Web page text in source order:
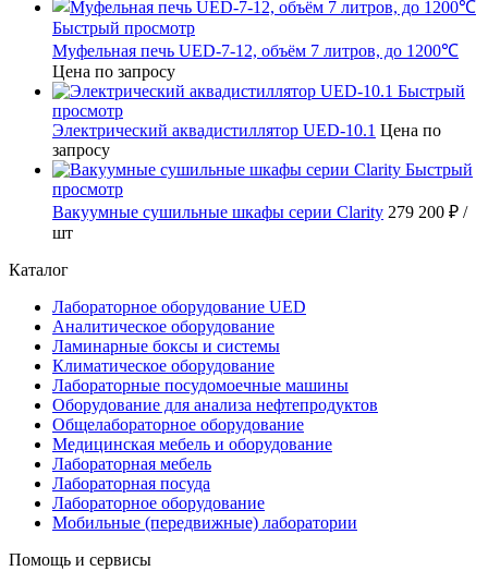
Быстрый просмотр
Муфельная печь UED-7-12, объём 7 литров, до 1200℃
Цена по запросу
Быстрый
просмотр
Электрический аквадистиллятор UED-10.1 Цена по
запросу
Быстрый
просмотр
Вакуумные сушильные шкафы серии Clarity 279 200 ₽ /
шт
Каталог
Лабораторное оборудование UED
Аналитическое оборудование
Ламинарные боксы и системы
Климатическое оборудование
Лабораторные посудомоечные машины
Оборудование для анализа нефтепродуктов
Общелабораторное оборудование
Медицинская мебель и оборудование
Лабораторная мебель
Лабораторная посуда
Лабораторное оборудование
Мобильные (передвижные) лаборатории
Помощь и сервисы